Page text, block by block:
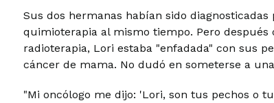
Sus dos hermanas habían sido
quimioterapia al mismo tiempo. Pero
radioterapia, Lori estaba "enfadada" con sus
cáncer de mama. No dudó en someterse a
"Mi oncólogo me dijo: 'Lori, son tus pechos o